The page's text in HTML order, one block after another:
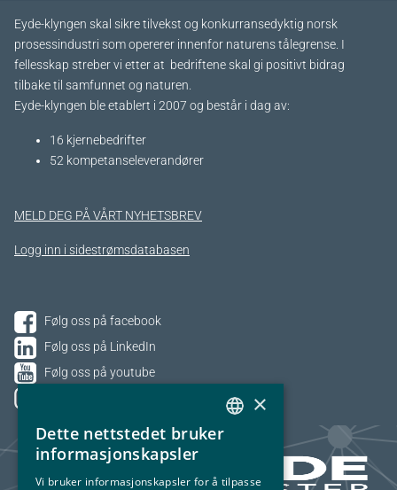
Eyde-klyngen skal sikre tilvekst og konkurransedyktig norsk
prosessindustri som opererer innenfor naturens tålegrense. I
fellesskap streber vi etter at bedriftene skal gi positivt bidrag
tilbake til samfunnet og naturen.
Eyde-klyngen ble etablert i 2007 og består i dag av:
16 kjernebedrifter​
52 kompetanseleverandører
MELD DEG PÅ VÅRT NYHETSBREV
Logg inn i sidestrømsdatabasen
Følg oss på facebook
Følg oss på LinkedIn
Følg oss på youtube
NORWEGIAN
×
Dette nettstedet bruker
informasjonskapsler
Vi bruker informasjonskapsler for å tilpasse